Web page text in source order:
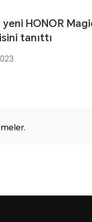
yeni HONOR
tanıttı